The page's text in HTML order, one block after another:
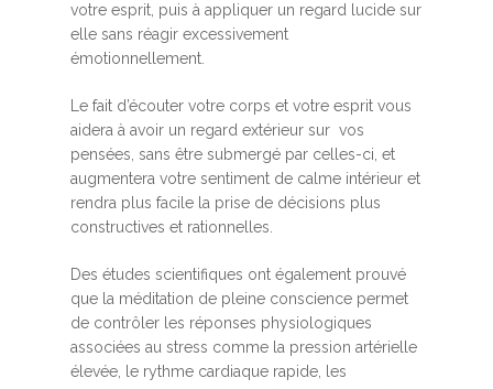
votre esprit, puis à appliquer un regard lucide sur
elle sans réagir excessivement
émotionnellement.
Le fait d’écouter votre corps et votre esprit vous
aidera à avoir un regard extérieur sur vos
pensées, sans être submergé par celles-ci, et
augmentera votre sentiment de calme intérieur et
rendra plus facile la prise de décisions plus
constructives et rationnelles.
Des études scientifiques ont également prouvé
que la méditation de pleine conscience permet
de contrôler les réponses physiologiques
associées au stress comme la pression artérielle
élevée, le rythme cardiaque rapide, les